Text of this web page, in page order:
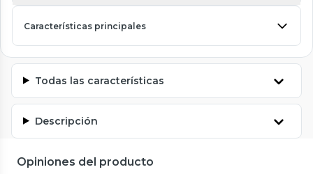
Características principales
Todas las características
Descripción
Opiniones del producto